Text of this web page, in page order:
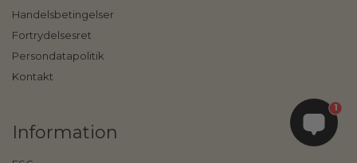
Handelsbetingelser
Fortrydelsesret
Persondatapolitik
Kontakt
Information
1